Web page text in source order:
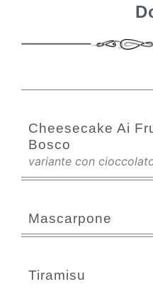
Cheesecake Ai
Bosco
variante con
Mascarpone
Tiramisu